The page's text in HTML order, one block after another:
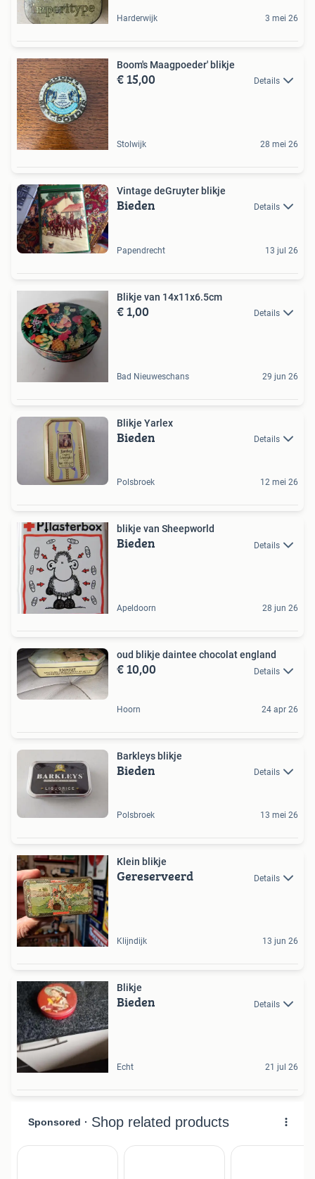
Harderwijk 3 mei 26
Boom's Maagpoeder' blikje
€ 15,00 Details
Stolwijk 28 mei 26
Vintage deGruyter blikje
Bieden Details
Papendrecht 13 jul 26
Blikje van 14x11x6.5cm
€ 1,00 Details
Bad Nieuweschans 29 jun 26
Blikje Yarlex
Bieden Details
Polsbroek 12 mei 26
blikje van Sheepworld
Bieden Details
Apeldoorn 28 jun 26
oud blikje daintee chocolat england
€ 10,00 Details
Hoorn 24 apr 26
Barkleys blikje
Bieden Details
Polsbroek 13 mei 26
Klein blikje
Gereserveerd Details
Klijndijk 13 jun 26
Blikje
Bieden Details
Echt 21 jul 26